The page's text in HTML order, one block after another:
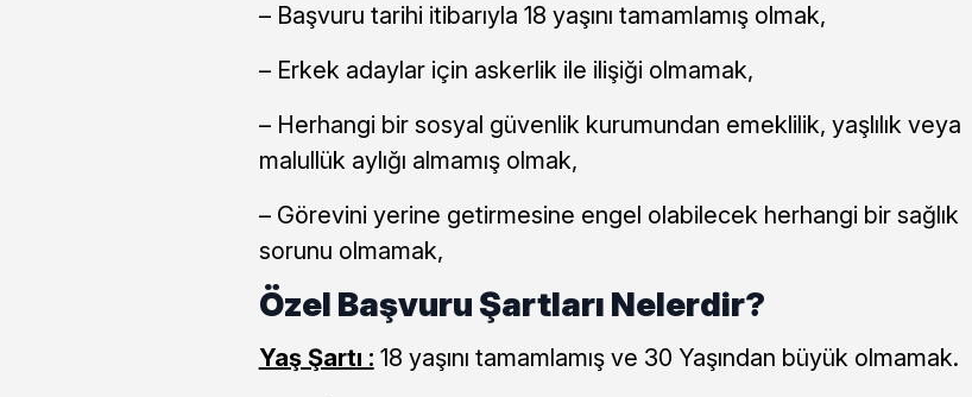
– Başvuru tarihi itibarıyla 18 yaşını tamamlamış olmak,
– Erkek adaylar için askerlik ile ilişiği olmamak,
– Herhangi bir sosyal güvenlik kurumundan emeklilik, yaşlılık veya
malullük aylığı almamış olmak,
– Görevini yerine getirmesine engel olabilecek herhangi bir sağlık
sorunu olmamak,
Özel Başvuru Şartları Nelerdir?
Yaş Şartı : 18 yaşını tamamlamış ve 30 Yaşından büyük olmamak.